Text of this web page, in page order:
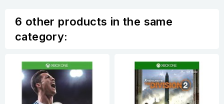
6 other products in the same
category: